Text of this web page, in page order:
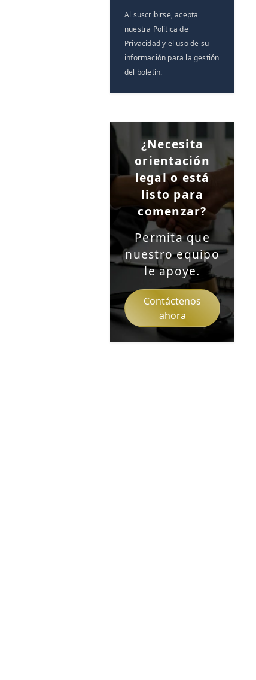
Al suscribirse, acepta
nuestra Política de
Privacidad y el uso de su
información para la gestión
del boletín.
¿Necesita
orientación
legal o está
listo para
comenzar?
Permita que
nuestro equipo
le apoye.
Contáctenos
ahora